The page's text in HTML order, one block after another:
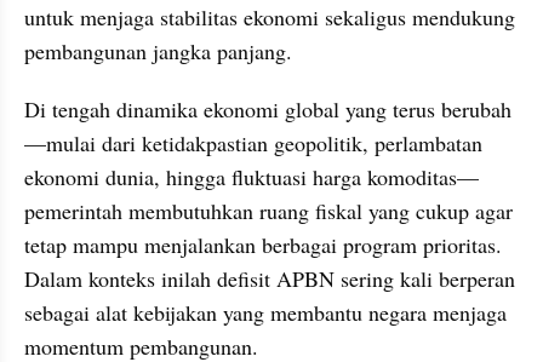
untuk menjaga stabilitas ekonomi sekaligus mendukung
pembangunan jangka panjang.
Di tengah dinamika ekonomi global yang terus berubah
—mulai dari ketidakpastian geopolitik, perlambatan
ekonomi dunia, hingga fluktuasi harga komoditas—
pemerintah membutuhkan ruang fiskal yang cukup agar
tetap mampu menjalankan berbagai program prioritas.
Dalam konteks inilah defisit APBN sering kali berperan
sebagai alat kebijakan yang membantu negara menjaga
momentum pembangunan.